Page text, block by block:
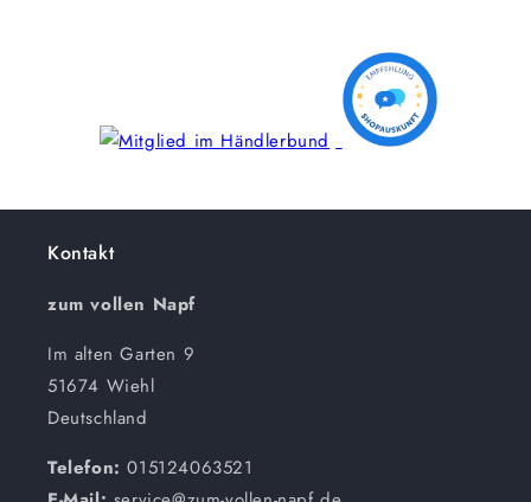
Kontakt
zum vollen Napf
Im alten Garten 9
51674 Wiehl
Deutschland
Telefon:015124063521